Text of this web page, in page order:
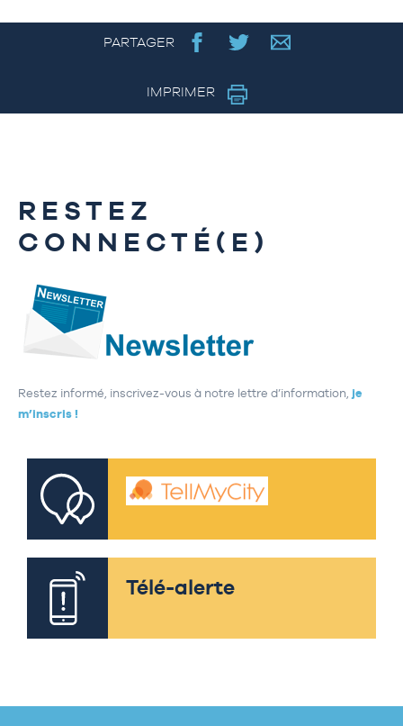
PARTAGER
IMPRIMER
RESTEZ
CONNECTÉ(E)
Restez informé, inscrivez-vous à notre lettre d’information, je
m’inscris !
Télé-alerte